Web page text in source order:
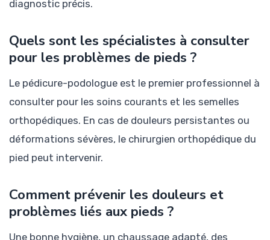
diagnostic précis.
Quels sont les spécialistes à consulter
pour les problèmes de pieds ?
Le pédicure-podologue est le premier professionnel à
consulter pour les soins courants et les semelles
orthopédiques. En cas de douleurs persistantes ou
déformations sévères, le chirurgien orthopédique du
pied peut intervenir.
Comment prévenir les douleurs et
problèmes liés aux pieds ?
Une bonne hygiène, un chaussage adapté, des